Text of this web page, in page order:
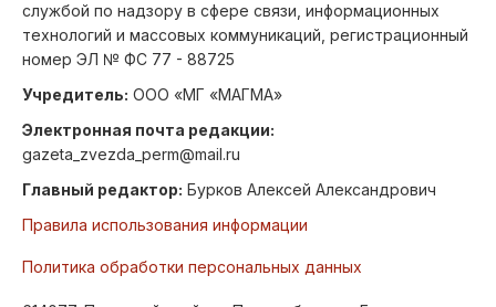
службой по надзору в сфере связи, информационных
технологий и массовых коммуникаций, регистрационный
номер ЭЛ № ФС 77 - 88725
Учредитель: ООО «МГ «МАГМА»
Электронная почта редакции:
gazeta_zvezda_perm@mail.ru
Главный редактор: Бурков Алексей Александрович
Правила использования информации
Политика обработки персональных данных